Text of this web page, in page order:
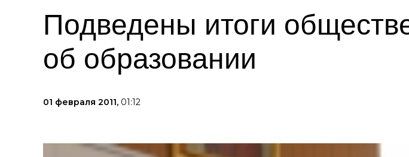
Подведены итоги
об образовании
01 февраля 2011, 01:12